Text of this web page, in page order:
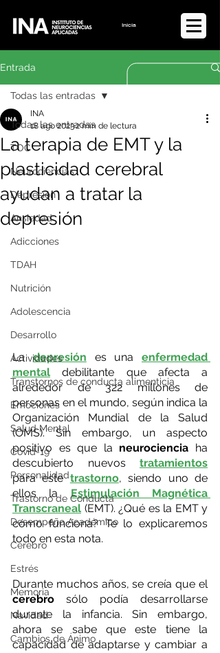
Iniciar sesión
Entrada
Todas las entradas
TOC
Neurociencias
Depresión
Ansiedad
Adicciones
TDAH
Nutrición
Adolescencia
Desarrollo
Actividades
Transtornos de conducta alimenticia
Emociones
Salud Mental
Covid-19
Personalidad
Trastorno de Conducta
Desempeño Académico
Cerebro
Estrés
Memoria
Navidad
Cambios de Ánimo
Todas las entradas
La terapia de EMT y la
plasticidad cerebral
ayudan a tratar la
depresión
INA
18 ago 20232 min de lectura
La depresión es una enfermedad
mental
debilitante que afecta a
alrededor de 322 millones de
personas en el mundo, según indica la
Organización Mundial de la Salud
(OMS). Sin embargo, un aspecto
positivo es que la neurociencia ha
descubierto nuevos tratamientos
para este trastorno, siendo uno de
ellos la Estimulación Magnética
Transcraneal (EMT). ¿Qué es la EMT y
cómo funciona? Te lo explicaremos
todo en esta nota.
Durante muchos años, se creía que el
cerebro sólo podía desarrollarse
durante la infancia. Sin embargo,
ahora se sabe que este tiene la
capacidad de adaptarse y cambiar a